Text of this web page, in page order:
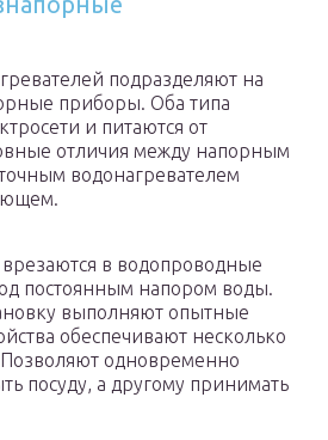
подразделяют на
приборы. Оба типа
и питаются от
отличия между напорным
водонагревателем
в водопроводные
постоянным напором воды.
выполняют опытные
обеспечивают несколько
одновременно
посуду, а другому принимать